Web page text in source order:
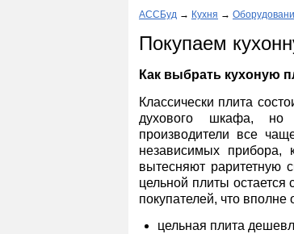
АССБуд → Кухня →
Покупаем
Как выбрать кухоную
Классически плита
духового шкафа,
производители все
независимых прибора,
вытесняют раритетную
цельной плиты остается
покупателей, что вполне
цельная плита